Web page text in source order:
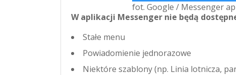
fot. Google / Messenger
W aplikacji Messenger nie będą
Stałe menu
Powiadomienie jednorazowe
Niektóre szablony (np. Linia lotnicza,